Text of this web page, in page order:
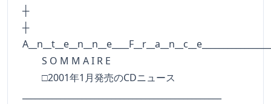
┼
S O M M A I R E
□2001年1月発売のCDニュース